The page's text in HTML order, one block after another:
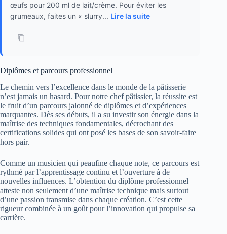
œufs pour 200 ml de lait/crème. Pour éviter les
grumeaux, faites un « slurry... Lire la suite
Diplômes et parcours professionnel
Le chemin vers l’excellence dans le monde de la pâtisserie
n’est jamais un hasard. Pour notre chef pâtissier, la réussite est
le fruit d’un parcours jalonné de diplômes et d’expériences
marquantes. Dès ses débuts, il a su investir son énergie dans la
maîtrise des techniques fondamentales, décrochant des
certifications solides qui ont posé les bases de son savoir-faire
hors pair.
Comme un musicien qui peaufine chaque note, ce parcours est
rythmé par l’apprentissage continu et l’ouverture à de
nouvelles influences. L’obtention du diplôme professionnel
atteste non seulement d’une maîtrise technique mais surtout
d’une passion transmise dans chaque création. C’est cette
rigueur combinée à un goût pour l’innovation qui propulse sa
carrière.